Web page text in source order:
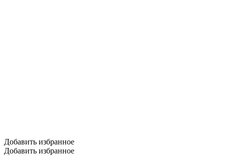
Добавить избранное
Добавить избранное